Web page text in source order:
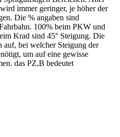
immer geringer, je höher der
Die % angaben sind
100% beim PKW und
Krad sind 45° Steigung. Die
auf, bei welcher Steigung der
um auf eine gewisse
das PZ,B bedeutet